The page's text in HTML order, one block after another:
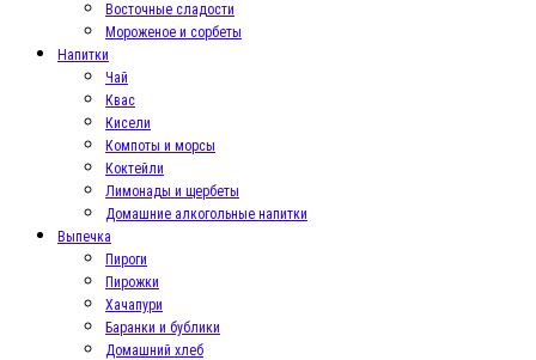
Восточные сладости
Мороженое и сорбеты
Напитки
Чай
Квас
Кисели
Компоты и морсы
Коктейли
Лимонады и щербеты
Домашние алкогольные напитки
Выпечка
Пироги
Пирожки
Хачапури
Баранки и бублики
Домашний хлеб